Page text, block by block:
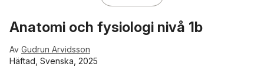
Anatomi och fysiologi nivå 1b
Av Gudrun Arvidsson
Häftad, Svenska, 2025